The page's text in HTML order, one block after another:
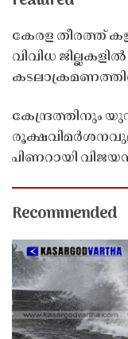
കേരള തീരത്ത്
വിവിധ
കേന്ദ്രത്തിനും
പിണറായി
Recommended